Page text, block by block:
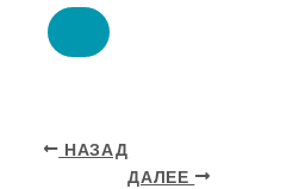
НАЗАД
ДАЛЕЕ